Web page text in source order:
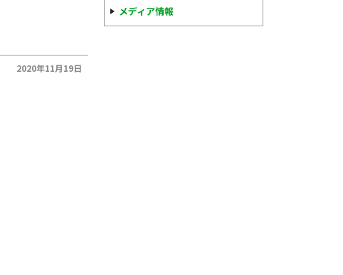
2020年11月19日
メディア情報